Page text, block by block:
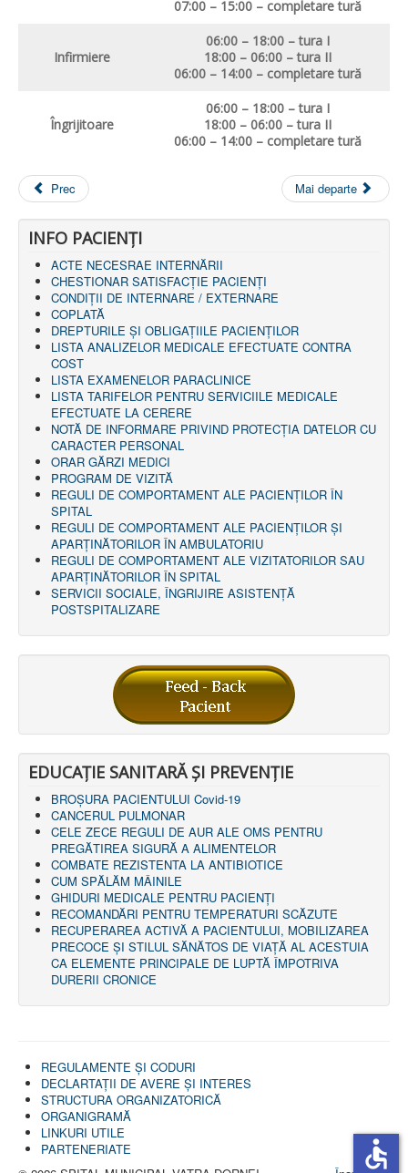
07:00 – 15:00 – completare tură
Infirmiere
06:00 – 18:00 – tura I
18:00 – 06:00 – tura II
06:00 – 14:00 – completare tură
Îngrijitoare
06:00 – 18:00 – tura I
18:00 – 06:00 – tura II
06:00 – 14:00 – completare tură
Prec Mai departe
INFO PACIENŢI
ACTE NECESRAE INTERNĂRII
CHESTIONAR SATISFACŢIE PACIENŢI
CONDIȚII DE INTERNARE / EXTERNARE
COPLATĂ
DREPTURILE ŞI OBLIGAŢIILE PACIENȚILOR
LISTA ANALIZELOR MEDICALE EFECTUATE CONTRA
COST
LISTA EXAMENELOR PARACLINICE
LISTA TARIFELOR PENTRU SERVICIILE MEDICALE
EFECTUATE LA CERERE
NOTĂ DE INFORMARE PRIVIND PROTECŢIA DATELOR CU
CARACTER PERSONAL
ORAR GĂRZI MEDICI
PROGRAM DE VIZITĂ
REGULI DE COMPORTAMENT ALE PACIENȚILOR ÎN
SPITAL
REGULI DE COMPORTAMENT ALE PACIENȚILOR ȘI
APARȚINĂTORILOR ÎN AMBULATORIU
REGULI DE COMPORTAMENT ALE VIZITATORILOR SAU
APARȚINĂTORILOR ÎN SPITAL
SERVICII SOCIALE, ÎNGRIJIRE ASISTENŢĂ
POSTSPITALIZARE
EDUCAȚIE SANITARĂ ȘI PREVENȚIE
BROȘURA PACIENTULUI Covid-19
CANCERUL PULMONAR
CELE ZECE REGULI DE AUR ALE OMS PENTRU
PREGĂTIREA SIGURĂ A ALIMENTELOR
COMBATE REZISTENTA LA ANTIBIOTICE
CUM SPĂLĂM MÂINILE
GHIDURI MEDICALE PENTRU PACIENȚI
RECOMANDĂRI PENTRU TEMPERATURI SCĂZUTE
RECUPERAREA ACTIVĂ A PACIENTULUI, MOBILIZAREA
PRECOCE ȘI STILUL SĂNĂTOS DE VIAȚĂ AL ACESTUIA
CA ELEMENTE PRINCIPALE DE LUPTĂ ÎMPOTRIVA
DURERII CRONICE
REGULAMENTE ŞI CODURI
DECLARTAŢII DE AVERE ȘI INTERES
STRUCTURA ORGANIZATORICĂ
ORGANIGRAMĂ
LINKURI UTILE
PARTENERIATE
accessible